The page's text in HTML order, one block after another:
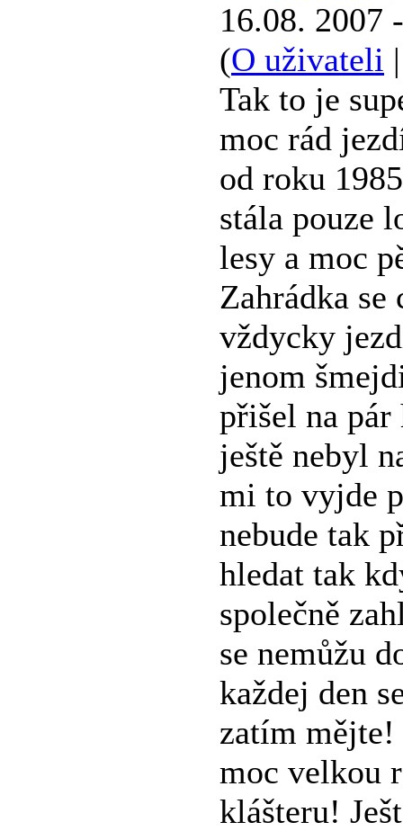
16.08. 2007
(O uživateli
Tak to je
moc rád
od roku
stála pouze
lesy a moc
Zahrádka
vždycky
jenom
přišel na
ještě nebyl
mi to vyjde
nebude tak
hledat tak
společně
se nemůžu
každej den
zatím mějte!
moc velkou
klášteru!